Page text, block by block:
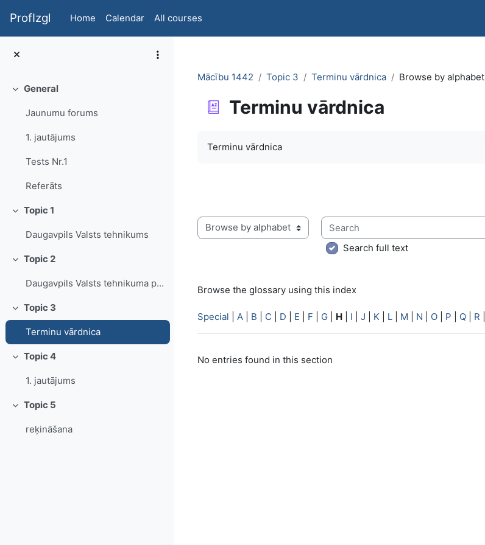
ProfIzgl Home Calendar All courses
Collapse
General
Jaunumu forums
1. jautājums
Tests Nr.1
Referāts
Collapse
Topic 1
Daugavpils Valsts tehnikums
Collapse
Topic 2
Daugavpils Valsts tehnikuma pasākumi
Collapse
Topic 3
Terminu vārdnica
Collapse
Topic 4
1. jautājums
Collapse
Topic 5
reķināšana
Mācību 1442 Topic 3 Terminu vārdnica Browse by alphabet
Terminu vārdnica
Terminu vārdnica
Browse the glossary using this index
Search
Search full text
Browse the glossary using this index
Special A B C D E F G H I J K L M N O P Q R
No entries found in this section